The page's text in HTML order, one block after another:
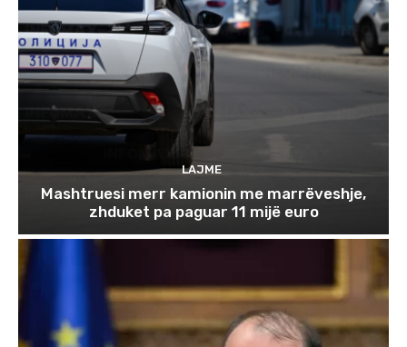
LAJME
Mashtruesi merr kamionin me marrëveshje,
zhduket pa paguar 11 mijë euro